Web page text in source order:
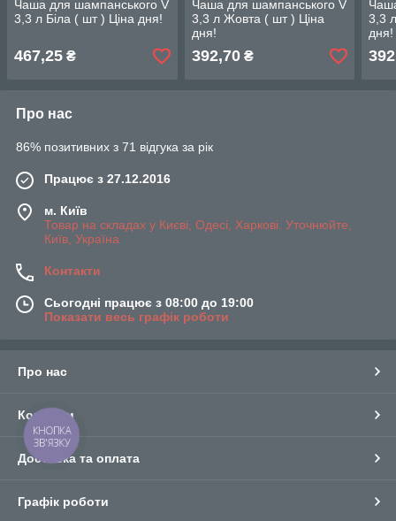
Чаша для шампанського V
3,3 л Біла ( шт ) Ціна дня!
467,25 ₴
Чаша для шампанського V
3,3 л Жовта ( шт ) Ціна
дня!
392,70₴
3,3
дня!
Про нас
86% позитивних з 71 відгука за рік
Працює з 27.12.2016
м. Київ
Товар на складах у Києві, Одесі, Харкові. Уточнюйте,
Київ, Україна
Контакти
Сьогодні працює з 08:00 до 19:00
Показати весь графік роботи
Про нас
Контакти
Доставка та оплата
Графік роботи
КНОПКА
ЗВ'ЯЗКУ